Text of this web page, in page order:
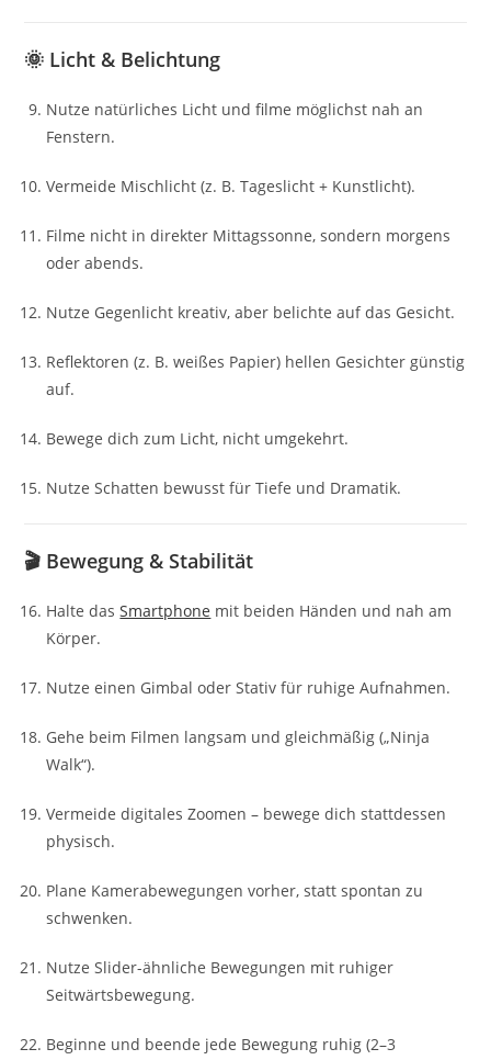
🌞 Licht & Belichtung
Nutze natürliches Licht und filme möglichst nah an
Fenstern.
Vermeide Mischlicht (z. B. Tageslicht + Kunstlicht).
Filme nicht in direkter Mittagssonne, sondern morgens
oder abends.
Nutze Gegenlicht kreativ, aber belichte auf das Gesicht.
Reflektoren (z. B. weißes Papier) hellen Gesichter günstig
auf.
Bewege dich zum Licht, nicht umgekehrt.
Nutze Schatten bewusst für Tiefe und Dramatik.
🎬 Bewegung & Stabilität
Halte dasSmartphone mit beiden Händen und nah am
Körper.
Nutze einen Gimbal oder Stativ für ruhige Aufnahmen.
Gehe beim Filmen langsam und gleichmäßig („Ninja
Walk“).
Vermeide digitales Zoomen – bewege dich stattdessen
physisch.
Plane Kamerabewegungen vorher, statt spontan zu
schwenken.
Nutze Slider-ähnliche Bewegungen mit ruhiger
Seitwärtsbewegung.
Beginne und beende jede Bewegung ruhig (2–3